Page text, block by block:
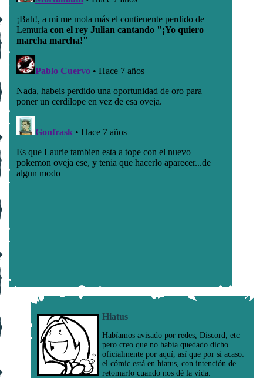
Hiatus
Habíamos avisado por redes, Discord, etc
pero creo que no había quedado dicho
oficialmente por aquí, así que por si acaso:
el cómic está en hiatus, con intención de
retomarlo cuando nos dé la vida.